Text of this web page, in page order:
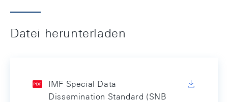
Datei herunterladen
IMF Special Data
Dissemination Standard (SNB